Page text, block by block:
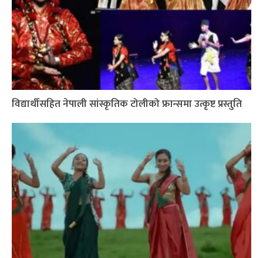
विद्यार्थीसहित नेपाली सांस्कृतिक टोलीको फ्रान्समा उत्कृष्ट प्रस्तुति